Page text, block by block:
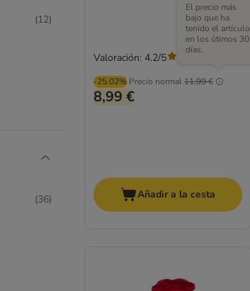
(12)
(36)
-25.02% Precio normal11,99 €
El precio más
bajo que ha
tenido el artículo
en los útimos 30
días.
8,99 €
Valoración: 4.2/5
Añadir a la cesta